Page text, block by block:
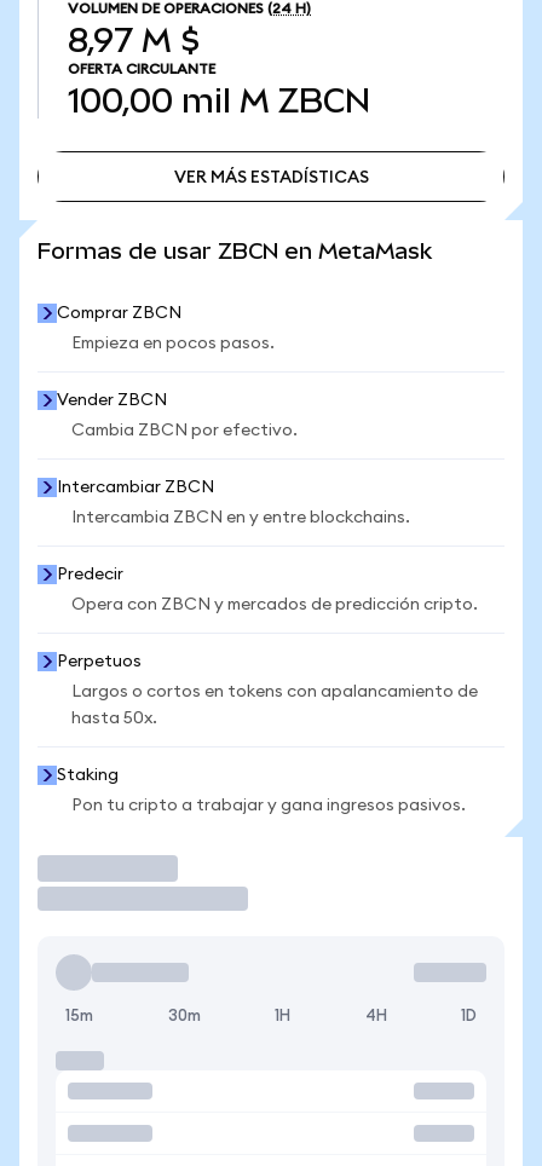
VOLUMEN DE OPERACIONES (24 H)
8,97 M $
OFERTA CIRCULANTE
100,00 mil M ZBCN
VER MÁS ESTADÍSTICAS
Formas de usar ZBCN en MetaMask
Comprar ZBCN
Empieza en pocos pasos.
Vender ZBCN
Cambia ZBCN por efectivo.
Intercambiar ZBCN
Intercambia ZBCN en y entre blockchains.
Predecir
Opera con ZBCN y mercados de predicción cripto.
Perpetuos
Largos o cortos en tokens con apalancamiento de
hasta 50x.
Staking
Pon tu cripto a trabajar y gana ingresos pasivos.
15m 30m 1H 4H 1D